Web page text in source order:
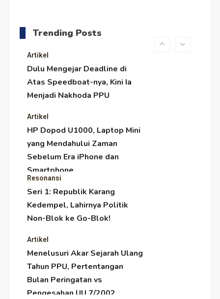
Trending Posts
Paser Melawan Arus Zaman
Artikel
Dulu Mengejar Deadline di
Atas Speedboat-nya, Kini Ia
Menjadi Nakhoda PPU
Artikel
HP Dopod U1000, Laptop Mini
yang Mendahului Zaman
Sebelum Era iPhone dan
Smartphone
Resonansi
Seri 1: Republik Karang
Kedempel, Lahirnya Politik
Non-Blok ke Go-Blok!
Artikel
Menelusuri Akar Sejarah Ulang
Tahun PPU, Pertentangan
Bulan Peringatan vs
Pengesahan UU 7/2002